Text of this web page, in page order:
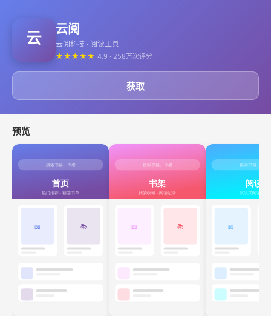
云阅
云阅科技 · 阅读工具
★ ★ ★ ★ ★ 4.9 · 258万次评分
获取
预览